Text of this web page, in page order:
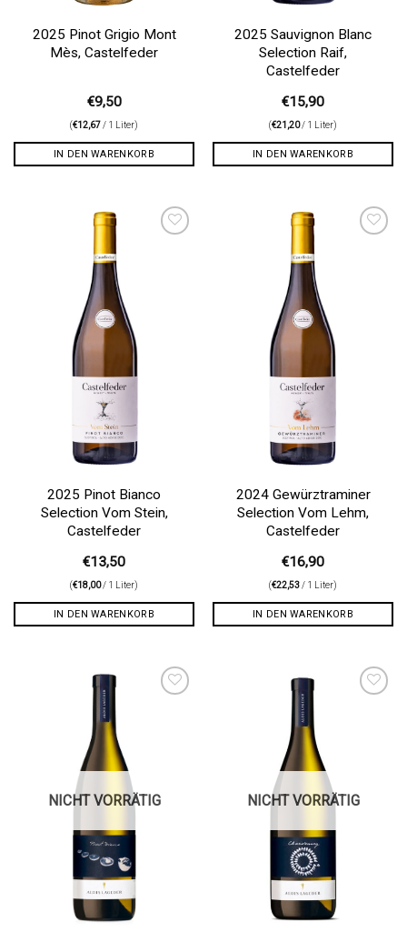
2025 Pinot Grigio Mont
Mès, Castelfeder
€9,50
(€12,67 / 1 Liter)
IN DEN WARENKORB
2025 Sauvignon Blanc
Selection Raif,
Castelfeder
€15,90
(€21,20/ 1 Liter)
IN DEN WARENKORB
2025 Pinot Bianco
Selection Vom Stein,
Castelfeder
€13,50
(€18,00/ 1 Liter)
IN DEN WARENKORB
2024 Gewürztraminer
Selection Vom Lehm,
Castelfeder
€16,90
(€22,53/ 1 Liter)
IN DEN WARENKORB
NICHT VORRÄTIG NICHT VORRÄTIG